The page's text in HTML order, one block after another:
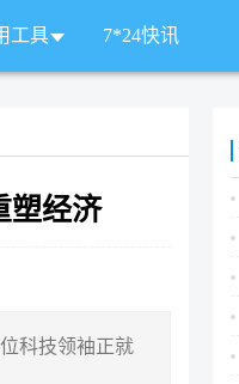
工具 7*24快讯
塑经济
科技领袖正就